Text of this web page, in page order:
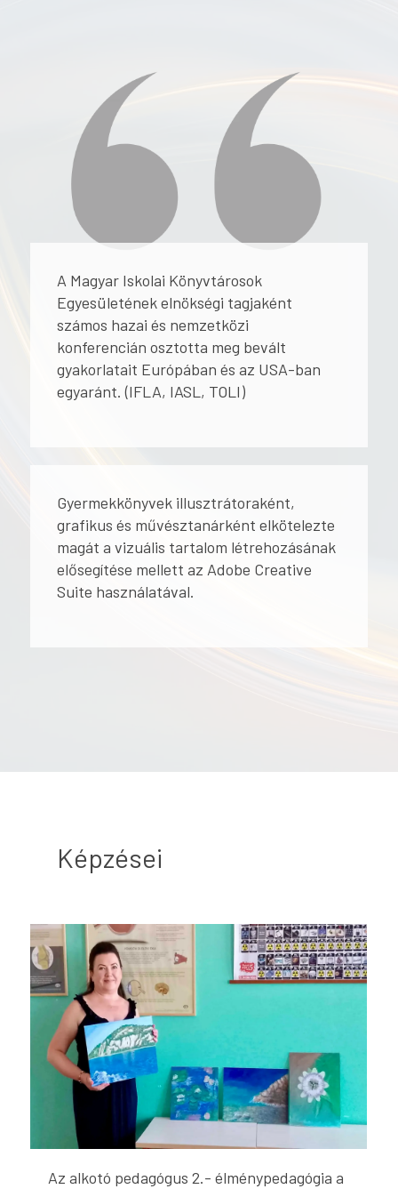
A Magyar Iskolai Könyvtárosok
Egyesületének elnökségi tagjaként
számos hazai és nemzetközi
konferencián osztotta meg bevált
gyakorlatait Európában és az USA-ban
egyaránt. (IFLA, IASL, TOLI)
Gyermekkönyvek illusztrátoraként,
grafikus és művésztanárként elkötelezte
magát a vizuális tartalom létrehozásának
elősegítése mellett az Adobe Creative
Suite használatával.
Képzései
Az alkotó pedagógus 2.- élménypedagógia a